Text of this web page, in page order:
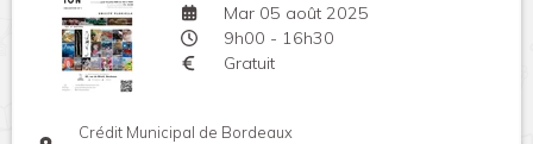
Mar 05 août 2025
9h00 - 16h30
Gratuit
Crédit Municipal de Bordeaux